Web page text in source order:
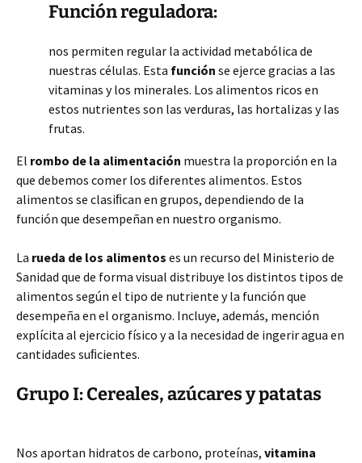
Función reguladora:
nos permiten regular la actividad metabólica de
nuestras células. Esta función se ejerce gracias a las
vitaminas y los minerales. Los alimentos ricos en
estos nutrientes son las verduras, las hortalizas y las
frutas.
El rombo de la alimentación muestra la proporción en la
que debemos comer los diferentes alimentos. Estos
alimentos se clasiﬁcan en grupos, dependiendo de la
función que desempeñan en nuestro organismo.
La rueda de los alimentos es un recurso del Ministerio de
Sanidad que de forma visual distribuye los distintos tipos de
alimentos según el tipo de nutriente y la función que
desempeña en el organismo. Incluye, además, mención
explícita al ejercicio físico y a la necesidad de ingerir agua en
cantidades suﬁcientes.
Grupo I: Cereales, azúcares y patatas
Nos aportan hidratos de carbono, proteínas, vitamina